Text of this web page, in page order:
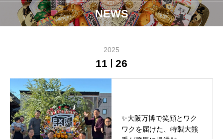
NEWS
2025
11 26
✨大阪万博で笑顔とワク
ワクを届けた、特製大熊